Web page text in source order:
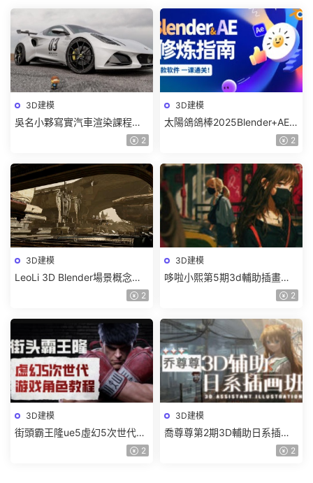
3D建模
吳名小夥寫實汽車渲染課程
2025年結課C4D+OC【畫質高
2
3D建模
太陽鴿鴿棒2025Blender+AE
超級修煉指南【畫質高清有部2
3D建模
LeoLi 3D Blender場景概念設
計班第6期2023年【畫質高清2
3D建模
哆啦小熙第5期3d輔助插畫班
2023年【畫質不錯有大部分素
2
3D建模
街頭霸王隆ue5虛幻5次世代遊
戲角色制作全流程2024【畫質
2
3D建模
喬尊尊第2期3D輔助日系插圖
班2023【畫質高清有大部分素
2